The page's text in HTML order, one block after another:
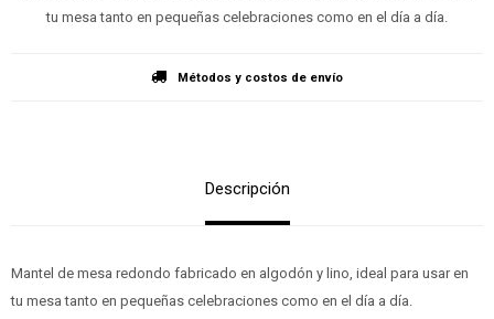
tu mesa tanto en pequeñas celebraciones como en el día a día.
Métodos y costos de envío
Descripción
Mantel de mesa redondo fabricado en algodón y lino, ideal para usar en
tu mesa tanto en pequeñas celebraciones como en el día a día.